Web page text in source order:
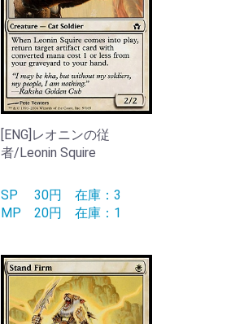
[ENG]レオニンの従
者/Leonin Squire
SP 30円在庫：3
MP20円在庫：1